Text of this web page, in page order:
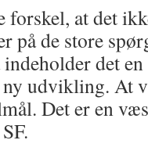
at det
på de store
det
udvikling. At
Det er en